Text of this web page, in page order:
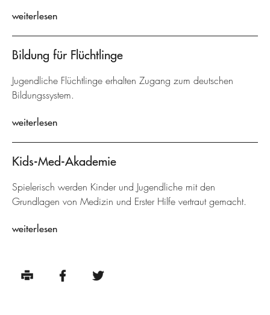
weiterlesen
Bildung für Flüchtlinge
Jugendliche Flüchtlinge erhalten Zugang zum deutschen
Bildungssystem.
weiterlesen
Kids-Med-Akademie
Spielerisch werden Kinder und Jugendliche mit den
Grundlagen von Medizin und Erster Hilfe vertraut gemacht.
weiterlesen